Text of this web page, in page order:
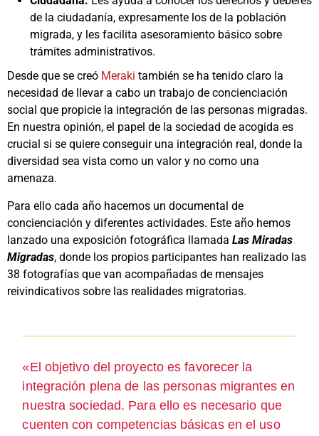
de la ciudadanía, expresamente los de la población
migrada, y les facilita asesoramiento básico sobre
trámites administrativos.
Desde que se creó Meraki también se ha tenido claro la
necesidad de llevar a cabo un trabajo de concienciación
social que propicie la integración de las personas migradas.
En nuestra opinión, el papel de la sociedad de acogida es
crucial si se quiere conseguir una integración real, donde la
diversidad sea vista como un valor y no como una
amenaza.
Para ello cada año hacemos un documental de
concienciación y diferentes actividades. Este año hemos
lanzado una exposición fotográfica llamada Las Miradas
Migradas, donde los propios participantes han realizado las
38 fotografías que van acompañadas de mensajes
reivindicativos sobre las realidades migratorias.
«El objetivo del proyecto es favorecer la
integración plena de las personas migrantes en
nuestra sociedad. Para ello es necesario que
cuenten con competencias básicas en el uso